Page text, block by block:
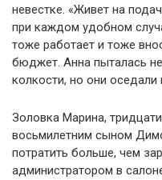
невестке. «Живет на
при каждом удобном
тоже работает и тоже
бюджет. Анна пыталась
колкости, но они
Золовка Марина,
восьмилетним сыном
потратить больше, чем
администратором в